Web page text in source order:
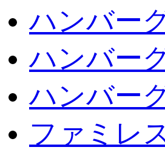
ハンバー
ハンバー
ハンバー
ファミレ